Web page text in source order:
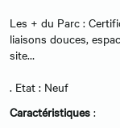
Les + du Parc :
liaisons douces,
site…
. Etat : Neuf
Caractéristiques :